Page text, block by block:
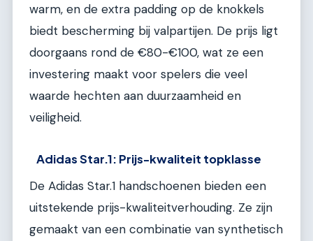
warm, en de extra padding op de knokkels
biedt bescherming bij valpartijen. De prijs ligt
doorgaans rond de €80-€100, wat ze een
investering maakt voor spelers die veel
waarde hechten aan duurzaamheid en
veiligheid.
Adidas Star.1: Prijs-kwaliteit topklasse
De Adidas Star.1 handschoenen bieden een
uitstekende prijs-kwaliteitverhouding. Ze zijn
gemaakt van een combinatie van synthetisch